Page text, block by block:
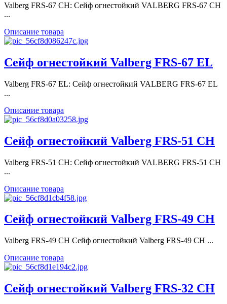
Valberg FRS-67 CH: Сейф огнестойкий VALBERG FRS-67 CH
...
Описание товара
Сейф огнестойкий Valberg FRS-67 EL
Valberg FRS-67 EL: Сейф огнестойкий VALBERG FRS-67 EL
...
Описание товара
Сейф огнестойкий Valberg FRS-51 CH
Valberg FRS-51 CH: Сейф огнестойкий VALBERG FRS-51 CH
...
Описание товара
Сейф огнестойкий Valberg FRS-49 CH
Valberg FRS-49 CH Сейф огнестойкий Valberg FRS-49 CH ...
Описание товара
Сейф огнестойкий Valberg FRS-32 CH